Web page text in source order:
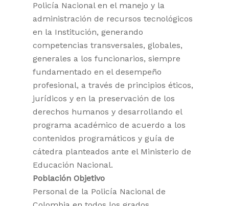
Policía Nacional en el manejo y la
administración de recursos tecnológicos
en la Institución, generando
competencias transversales, globales,
generales a los funcionarios, siempre
fundamentado en el desempeño
profesional, a través de principios éticos,
jurídicos y en la preservación de los
derechos humanos y desarrollando el
programa académico de acuerdo a los
contenidos programáticos y guía de
cátedra planteados ante el Ministerio de
Educación Nacional.
Población Objetivo
Personal de la Policía Nacional de